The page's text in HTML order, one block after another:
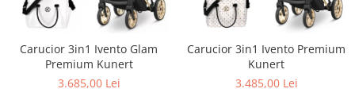
Scaune auto copii
Patuturi copii
Patuturi lemn pana la 120 x 60 cm
Carucior 3in1 Ivento Glam
Premium Kunert
3.685,00 Lei
Carucior 3in1 Ivento Premium
Kunert
3.485,00 Lei